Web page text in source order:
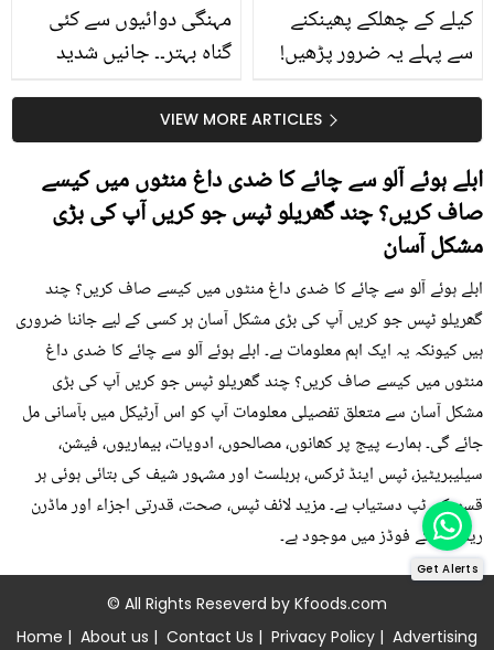
مہنگی دوائیوں سے کئی
گناہ بہتر۔۔ جانیں شدید
کیوں کھانا چاہیے؟
کیلے کے چھلکے پھینکنے
سے پہلے یہ ضرور پڑھیں!
سستا اور قدرتی حلVIEW MORE ARTICLES
ابلے ہوئے آلو سے چائے کا ضدی داغ منٹوں میں کیسے
صاف کریں؟ چند گھریلو ٹپس جو کریں آپ کی بڑی
مشکل آسان
ابلے ہوئے آلو سے چائے کا ضدی داغ منٹوں میں کیسے صاف کریں؟ چند
گھریلو ٹپس جو کریں آپ کی بڑی مشکل آسان ہر کسی کے لیے جاننا ضروری
ہیں کیونکہ یہ ایک اہم معلومات ہے۔ ابلے ہوئے آلو سے چائے کا ضدی داغ
منٹوں میں کیسے صاف کریں؟ چند گھریلو ٹپس جو کریں آپ کی بڑی
مشکل آسان سے متعلق تفصیلی معلومات آپ کو اس آرٹیکل میں بآسانی مل
جائے گی۔ ہمارے پیج پر کھانوں، مصالحوں، ادویات، بیماریوں، فیشن،
سیلیبریٹیز، ٹپس اینڈ ٹرکس، ہربلسٹ اور مشہور شیف کی بتائی ہوئی ہر
قسم کی ٹپ دستیاب ہے۔ مزید لائف ٹپس، صحت، قدرتی اجزاء اور ماڈرن
ریمیڈی کے فوڈز میں موجود ہے۔
© All Rights Reseverd by Kfoods.com
Home | About us | Contact Us | Privacy Policy | Advertising
Get Alerts